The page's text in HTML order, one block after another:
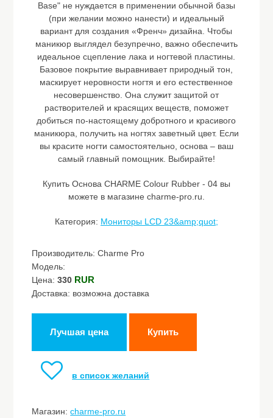
Base" не нуждается в применении обычной базы
(при желании можно нанести) и идеальный
вариант для создания «Френч» дизайна. Чтобы
маникюр выглядел безупречно, важно обеспечить
идеальное сцепление лака и ногтевой пластины.
Базовое покрытие выравнивает природный тон,
маскирует неровности ногтя и его естественное
несовершенство. Она служит защитой от
растворителей и красящих веществ, поможет
добиться по-настоящему добротного и красивого
маникюра, получить на ногтях заветный цвет. Если
вы красите ногти самостоятельно, основа – ваш
самый главный помощник. Выбирайте!
Купить Основа CHARME Colour Rubber - 04 вы
можете в магазине charme-pro.ru.
Категория: Мониторы LCD 23&amp;quot;
Производитель: Charme Pro
Модель:
Цена:330 RUR
Доставка: возможна доставка
Лучшая цена Купить
в список желаний
Магазин:charme-pro.ru